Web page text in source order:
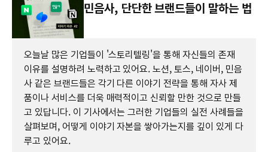
민음사, 단단한 브랜드들이 말하는 법
오늘날 많은 기업들이 '스토리텔링'을 통해 자신들의 존재
이유를 설명하려 노력하고 있어요. 노션, 토스, 네이버, 민음
사 같은 브랜드들은 각기 다른 이야기 전략을 통해 자사 제
품이나 서비스를 더욱 매력적이고 신뢰할 만한 것으로 만들
고 있답니다. 이 기사에서는 그러한 기업들의 실전 사례들을
살펴보며, 어떻게 이야기 자본을 쌓아가는지를 깊이 있게 다
루고 있어요.